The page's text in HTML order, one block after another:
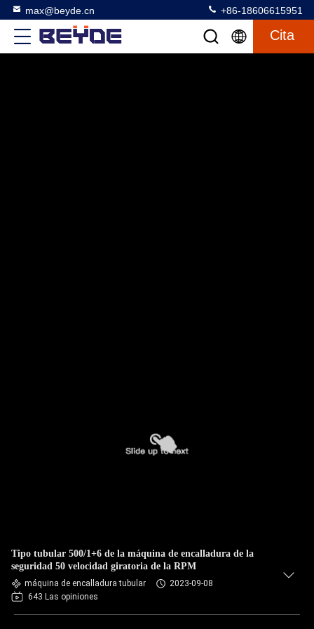
max@beyde.cn +86-18606615951
Cita
Tipo tubular 500/1+6 de la máquina de encalladura de la
seguridad 50 velocidad giratoria de la RPM
máquina de encalladura tubular
2023-09-08
643 Las opiniones